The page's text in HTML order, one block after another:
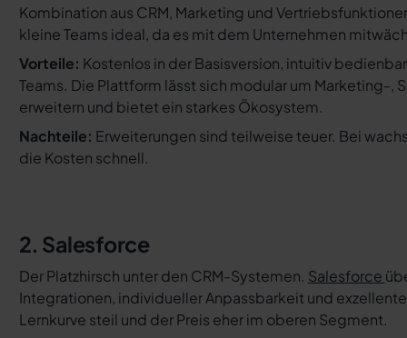
Kombination aus CRM, Marketing und
kleine Teams ideal, da es mit dem Unternehmen
Vorteile: Kostenlos in der Basisversion, intuitiv
Teams. Die Plattform lässt sich modular um Marketing-,
erweitern und bietet ein starkes Ökosystem.
Nachteile: Erweiterungen sind teilweise teuer. Bei
die Kosten schnell.
2. Salesforce
Der Platzhirsch unter den CRM-Systemen. Salesforce
Integrationen, individueller Anpassbarkeit und
Lernkurve steil und der Preis eher im oberen Segment.